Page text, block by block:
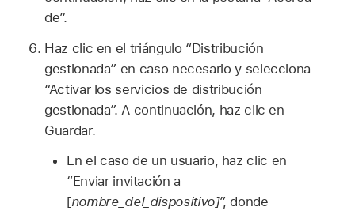
de”.
Haz clic en el triángulo “Distribución
gestionada” en caso necesario y selecciona
“Activar los servicios de distribución
gestionada”. A continuación, haz clic en
Guardar.
En el caso de un usuario, haz clic en
“Enviar invitación a
[nombre_del_dispositivo]”, donde